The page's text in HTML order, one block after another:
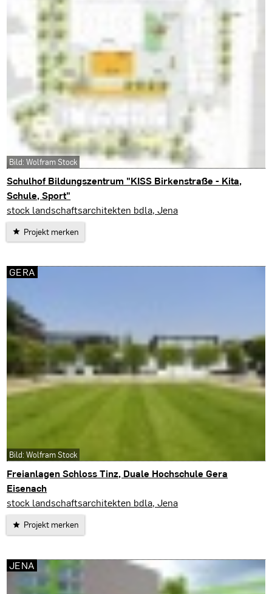
Schulhof Bildungszentrum "KISS Birkenstraße - Kita,
Schule, Sport"
Hannover
stock landschaftsarchitekten bdla, Jena
Projekt merken
Bild: Wolfram Stock
Freianlagen Schloss Tinz, Duale Hochschule Gera
Eisenach
Gera
stock landschaftsarchitekten bdla, Jena
Projekt merken
GERA
Bild: Wolfram Stock
JENA